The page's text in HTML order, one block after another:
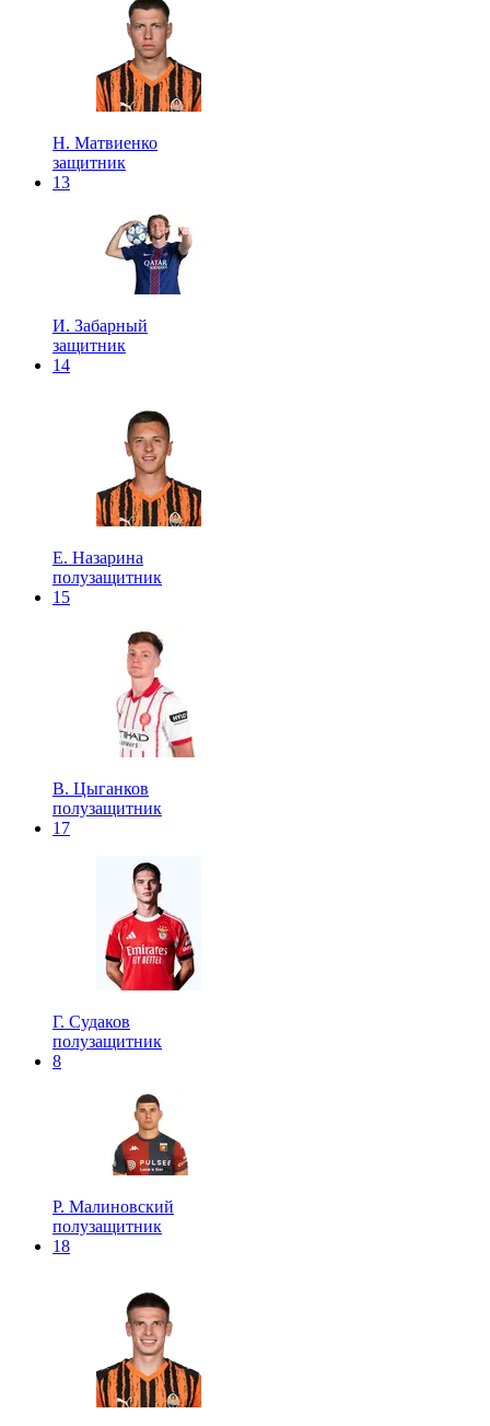
Н. Матвиенко
защитник
13
И. Забарный
защитник
14
Е. Назарина
полузащитник
15
В. Цыганков
полузащитник
17
Г. Судаков
полузащитник
8
Р. Малиновский
полузащитник
18